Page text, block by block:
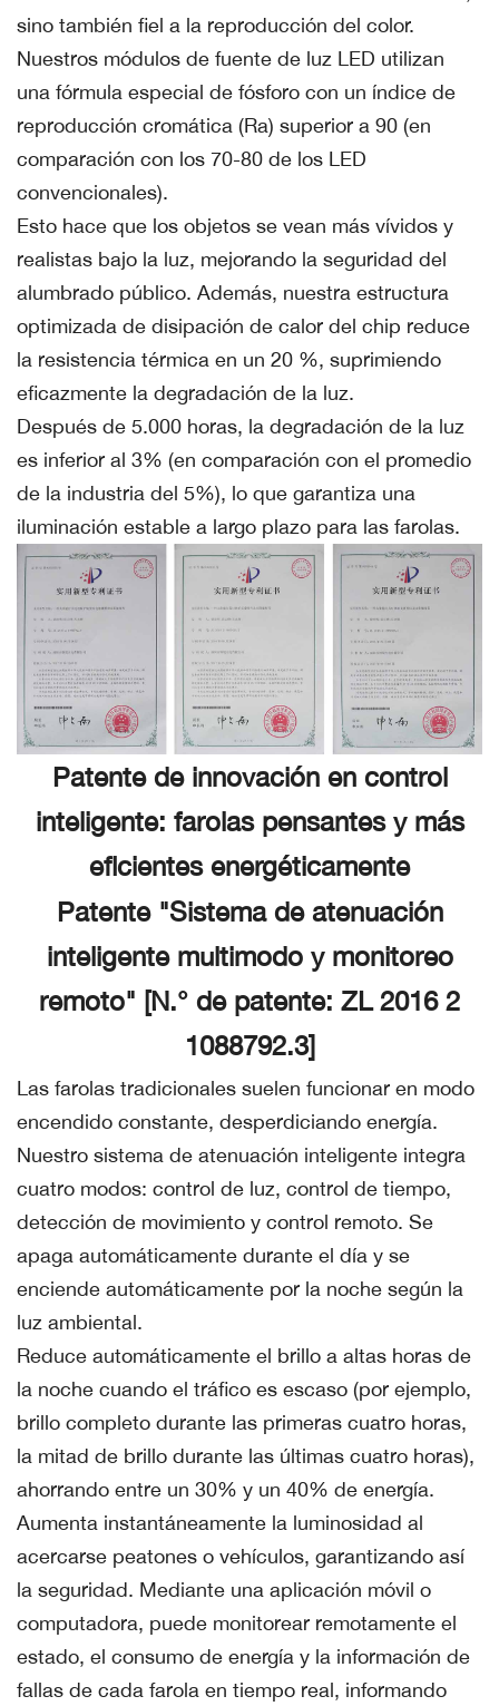
sino también fiel a la reproducción del color.
Nuestros módulos de fuente de luz LED utilizan
una fórmula especial de fósforo con un índice de
reproducción cromática (Ra) superior a 90 (en
comparación con los 70-80 de los LED
convencionales).
Esto hace que los objetos se vean más vívidos y
realistas bajo la luz, mejorando la seguridad del
alumbrado público. Además, nuestra estructura
optimizada de disipación de calor del chip reduce
la resistencia térmica en un 20 %, suprimiendo
eficazmente la degradación de la luz.
Después de 5.000 horas, la degradación de la luz
es inferior al 3% (en comparación con el promedio
de la industria del 5%), lo que garantiza una
iluminación estable a largo plazo para las farolas.
Patente de innovación en control
inteligente: farolas pensantes y más
eficientes energéticamente
Patente "Sistema de atenuación
inteligente multimodo y monitoreo
remoto" [N.° de patente: ZL 2016 2
1088792.3]
Las farolas tradicionales suelen funcionar en modo
encendido constante, desperdiciando energía.
Nuestro sistema de atenuación inteligente integra
cuatro modos: control de luz, control de tiempo,
detección de movimiento y control remoto. Se
apaga automáticamente durante el día y se
enciende automáticamente por la noche según la
luz ambiental.
Reduce automáticamente el brillo a altas horas de
la noche cuando el tráfico es escaso (por ejemplo,
brillo completo durante las primeras cuatro horas,
la mitad de brillo durante las últimas cuatro horas),
ahorrando entre un 30% y un 40% de energía.
Aumenta instantáneamente la luminosidad al
acercarse peatones o vehículos, garantizando así
la seguridad. Mediante una aplicación móvil o
computadora, puede monitorear remotamente el
estado, el consumo de energía y la información de
fallas de cada farola en tiempo real, informando